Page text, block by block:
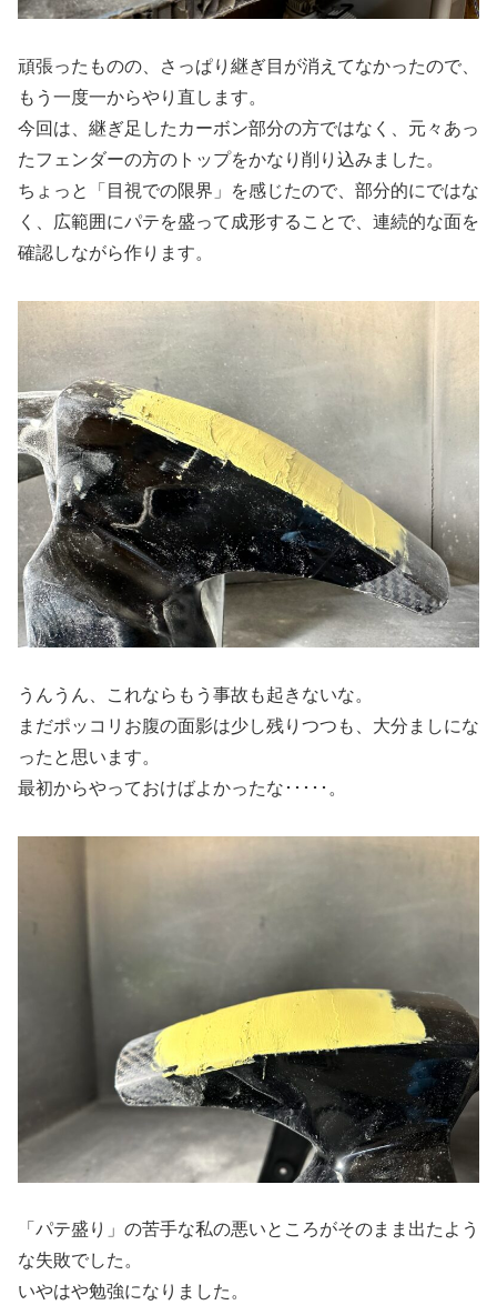
頑張ったものの、さっぱり継ぎ目が消えてなかったので、
もう一度一からやり直します。
今回は、継ぎ足したカーボン部分の方ではなく、元々あっ
たフェンダーの方のトップをかなり削り込みました。
ちょっと「目視での限界」を感じたので、部分的にではな
く、広範囲にパテを盛って成形することで、連続的な面を
確認しながら作ります。
うんうん、これならもう事故も起きないな。
まだポッコリお腹の面影は少し残りつつも、大分ましにな
ったと思います。
最初からやっておけばよかったな･････。
「パテ盛り」の苦手な私の悪いところがそのまま出たよう
な失敗でした。
いやはや勉強になりました。